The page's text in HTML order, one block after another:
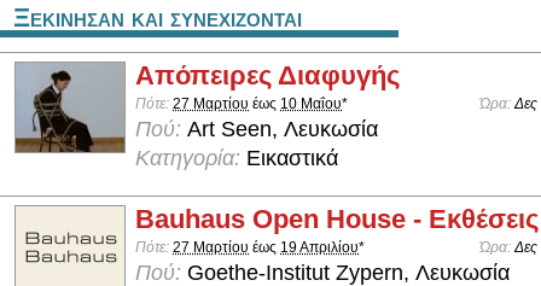
Ξεκινησαν και συνεχιζονται
Απόπειρες Διαφυγής
Πότε: 27 Μαρτίου έως 10 Μαΐου* Ώρα: Δες
Πού: Art Seen, Λευκωσία
Κατηγορία: Εικαστικά
Bauhaus Open House - Εκθέσεις
Πότε: 27 Μαρτίου έως 19 Απριλίου* Ώρα:Δες
Πού: Goethe-Institut Zypern, Λευκωσία